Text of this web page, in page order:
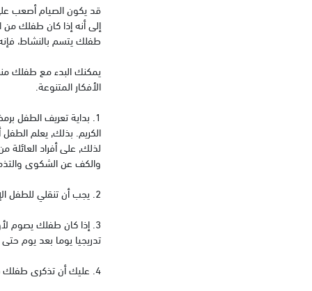
قد يكون الصيام أصعب
إلى أنه إذا كان طفلك من
طفلك يتسم بالنشاط،
يمكنك البدء مع طفلك
الأفكار المتنوعة.
1. بداية تعريف الطفل
الكريم. بذلك, يعلم
لذلك, على أفراد العائلة
والكف عن الشكوى
2. يجب أن تنقلي للطفل الإحساس بالاحتفال بوجبة الإفطار حتى لو كانت بسيطة وإحساس إطاعة أوامر الله سبحانه وتعالى.
3. إذا كان طفلك يصوم
تدريجيا يوما بعد يوم
4. عليك أن تذكرى طفلك دائما بالثواب الذي يحصل عليه الإنسان بسبب الصيام مع تذكيره أيضا بالحكمة من وراء فكرة الصوم.